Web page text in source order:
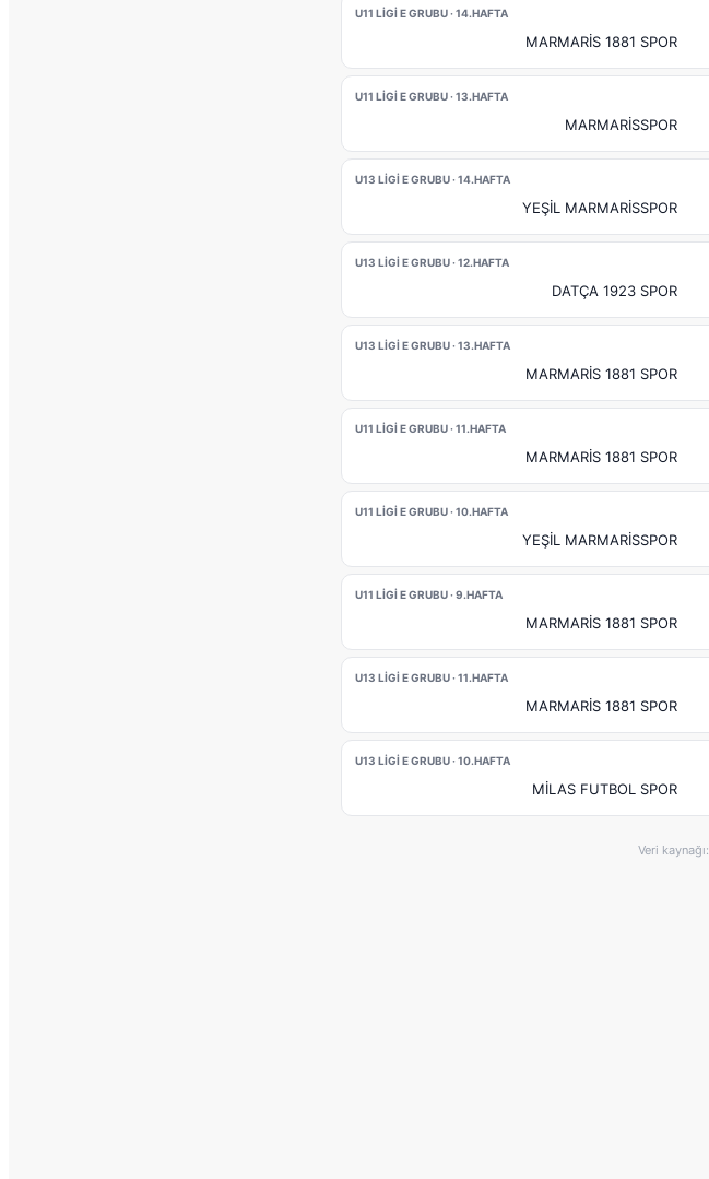
U11 LİGİ E GRUBU · 14.HAFTA
MARMARİS 1881 SPOR
U11 LİGİ E GRUBU · 13.HAFTA
MARMARİSSPOR
U13 LİGİ E GRUBU · 14.HAFTA
YEŞİL MARMARİSSPOR
U13 LİGİ E GRUBU · 12.HAFTA
DATÇA 1923 SPOR
U13 LİGİ E GRUBU · 13.HAFTA
MARMARİS 1881 SPOR
U11 LİGİ E GRUBU · 11.HAFTA
MARMARİS 1881 SPOR
U11 LİGİ E GRUBU · 10.HAFTA
YEŞİL MARMARİSSPOR
U11 LİGİ E GRUBU · 9.HAFTA
MARMARİS 1881 SPOR
U13 LİGİ E GRUBU · 11.HAFTA
MARMARİS 1881 SPOR
U13 LİGİ E GRUBU · 10.HAFTA
MİLAS FUTBOL SPOR
Veri kaynağı: